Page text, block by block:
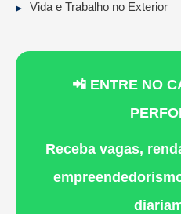
Vida e Trabalho no Exterior
📲 ENTRE NO
Receba vagas,